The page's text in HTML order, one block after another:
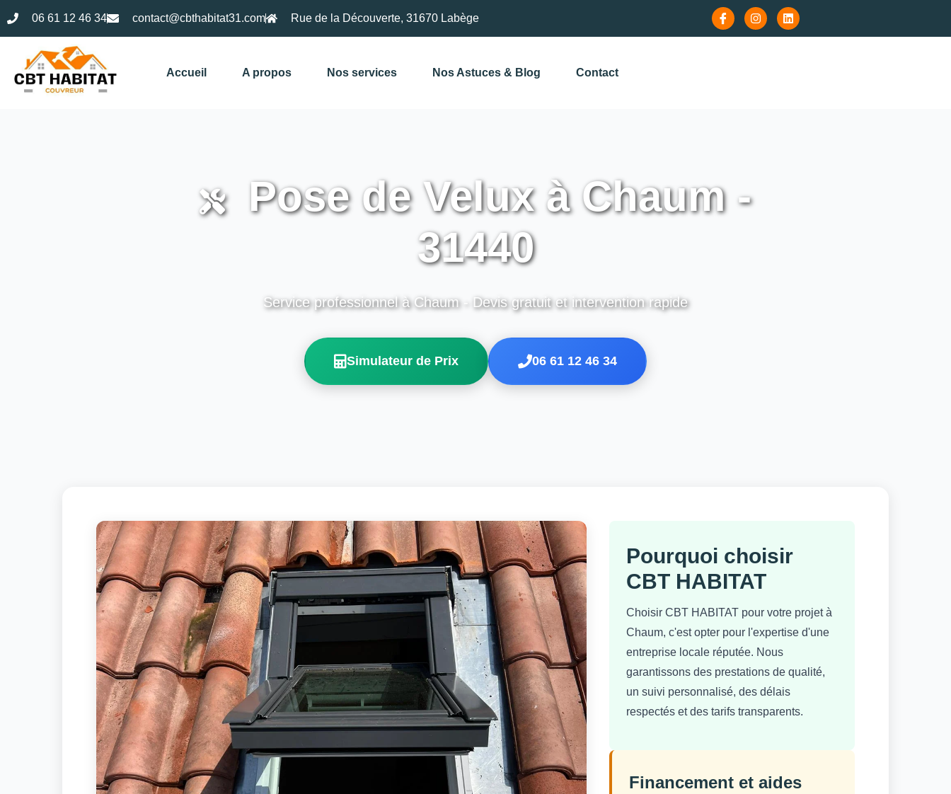
06 61 12 46 34 contact@cbthabitat31.com Rue de la Découverte, 31670 Labège
Accueil A propos Nos services Nos Astuces & Blog Contact
Pose de Velux à Chaum -
31440
Service professionnel à Chaum - Devis gratuit et intervention rapide
Simulateur de Prix 06 61 12 46 34
Pourquoi choisir
CBT HABITAT
Choisir CBT HABITAT pour votre projet à
Chaum, c'est opter pour l'expertise d'une
entreprise locale réputée. Nous
garantissons des prestations de qualité,
un suivi personnalisé, des délais
respectés et des tarifs transparents.
Financement et aides